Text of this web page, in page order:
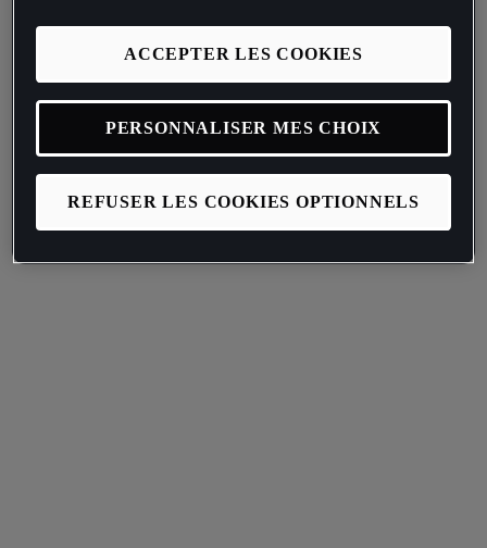
REFUSER LES COOKIES OPTIONNELS
ACCEPTER LES COOKIES
PERSONNALISER MES CHOIX